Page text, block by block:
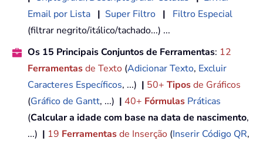
Email por Lista | Super Filtro |
Filtro Especial
(filtrar negrito/itálico/tachado...) ...
Os 15 Principais Conjuntos de Ferramentas: 12
Ferramentasde Texto (Adicionar Texto, Excluir
Caracteres Específicos, ...) | 50+ Tiposde Gráficos
(Gráfico de Gantt, ...) | 40+ Fórmulas Práticas
(Calcular a idade com base na data de nascimento,
...) | 19 Ferramentasde Inserção (Inserir Código QR,